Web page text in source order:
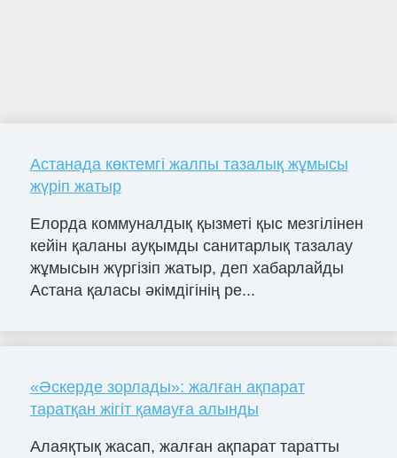
Астанада көктемгі жалпы тазалық жұмысы
жүріп жатыр
Елорда коммуналдық қызметі қыс мезгілінен
кейін қаланы ауқымды санитарлық тазалау
жұмысын жүргізіп жатыр, деп хабарлайды
Астана қаласы әкімдігінің ре...
«Әскерде зорлады»: жалған ақпарат
таратқан жігіт қамауға алынды
Алаяқтық жасап, жалған ақпарат таратты